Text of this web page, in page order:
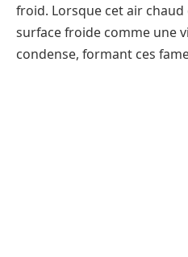
froid. Lorsque cet air
surface froide comme une
condense, formant ces